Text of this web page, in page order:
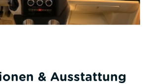
& Ausstattung